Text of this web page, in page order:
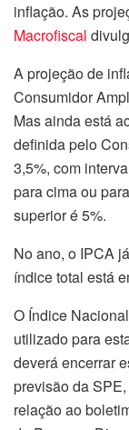
inflação. As
Macrofiscal
A projeção de
Consumidor
Mas ainda está
definida pelo
3,5%, com
para cima ou
superior é 5%.
No ano, o IPCA
índice total está
O Índice
utilizado para
deverá encerrar
previsão da
relação ao